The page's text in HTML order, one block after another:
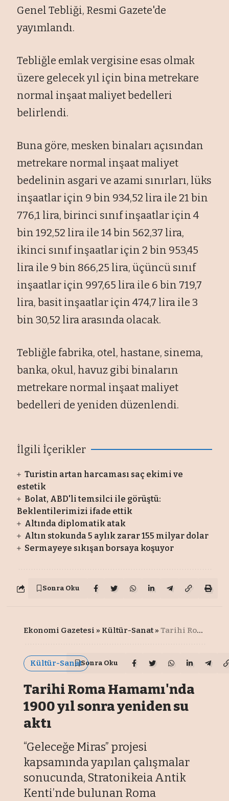
Genel Tebliği, Resmi Gazete'de
yayımlandı.
Tebliğle emlak vergisine esas olmak
üzere gelecek yıl için bina metrekare
normal inşaat maliyet bedelleri
belirlendi.
Buna göre, mesken binaları açısından
metrekare normal inşaat maliyet
bedelinin asgari ve azami sınırları, lüks
inşaatlar için 9 bin 934,52 lira ile 21 bin
776,1 lira, birinci sınıf inşaatlar için 4
bin 192,52 lira ile 14 bin 562,37 lira,
ikinci sınıf inşaatlar için 2 bin 953,45
lira ile 9 bin 866,25 lira, üçüncü sınıf
inşaatlar için 997,65 lira ile 6 bin 719,7
lira, basit inşaatlar için 474,7 lira ile 3
bin 30,52 lira arasında olacak.
Tebliğle fabrika, otel, hastane, sinema,
banka, okul, havuz gibi binaların
metrekare normal inşaat maliyet
bedelleri de yeniden düzenlendi.
İlgili İçerikler
Turistin artan harcaması saç ekimi ve
estetik
Bolat, ABD'li temsilci ile görüştü:
Beklentilerimizi ifade ettik
Altında diplomatik atak
Altın stokunda 5 aylık zarar 155 milyar dolar
Sermayeye sıkışan borsaya koşuyor
Sonra Oku
Ekonomi Gazetesi » Kültür-Sanat »Tarihi Roma Hamamı'nda 1900 yıl sonra yeniden su aktı
Kültür-SanatSonra Oku
Tarihi Roma Hamamı'nda
1900 yıl sonra yeniden su
aktı
“Geleceğe Miras” projesi
kapsamında yapılan çalışmalar
sonucunda, Stratonikeia Antik
Kenti’nde bulunan Roma